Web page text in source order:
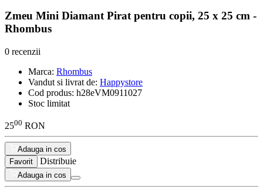
Zmeu Mini Diamant Pirat pentru copii, 25 x 25 cm -
Rhombus
0 recenzii
Marca: Rhombus
Vandut si livrat de: Happystore
Cod produs: h28eVM0911027
Stoc limitat
2500 RON
Adauga in cos
Favorit
Distribuie
Adauga in cos